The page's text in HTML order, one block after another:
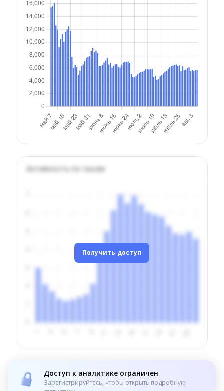
Активность по часам
Получить доступ
Доступ к аналитике ограничен
Зарегистрируйтесь, чтобы открыть подробную